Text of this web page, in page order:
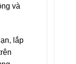
và
lắp